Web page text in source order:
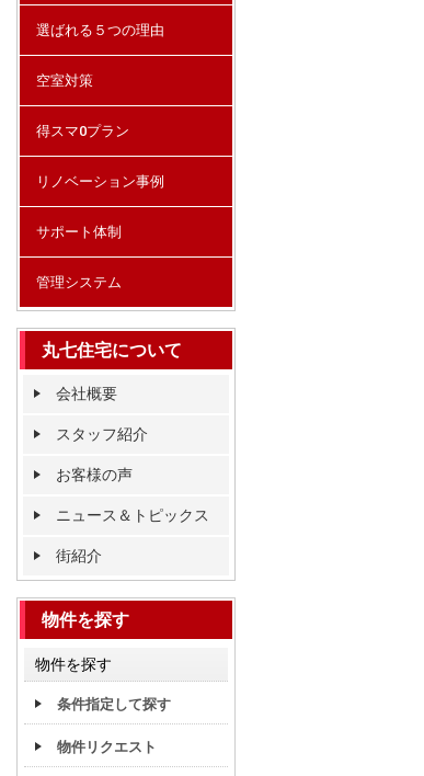
選ばれる５つの理由
空室対策
得スマ0プラン
リノベーション事例
サポート体制
管理システム
丸七住宅について
会社概要
スタッフ紹介
お客様の声
ニュース＆トピックス
街紹介
物件を探す
物件を探す
条件指定して探す
物件リクエスト